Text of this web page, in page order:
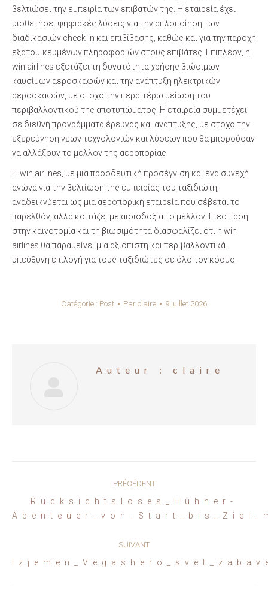
βελτιώσει την εμπειρία των επιβατών της. Η εταιρεία έχει
υιοθετήσει ψηφιακές λύσεις για την απλοποίηση των
διαδικασιών check-in και επιβίβασης, καθώς και για την παροχή
εξατομικευμένων πληροφοριών στους επιβάτες. Επιπλέον, η
win airlines εξετάζει τη δυνατότητα χρήσης βιώσιμων
καυσίμων αεροσκαφών και την ανάπτυξη ηλεκτρικών
αεροσκαφών, με στόχο την περαιτέρω μείωση του
περιβαλλοντικού της αποτυπώματος. Η εταιρεία συμμετέχει
σε διεθνή προγράμματα έρευνας και ανάπτυξης, με στόχο την
εξερεύνηση νέων τεχνολογιών και λύσεων που θα μπορούσαν
να αλλάξουν το μέλλον της αεροπορίας.
Η win airlines, με μια προοδευτική προσέγγιση και ένα συνεχή
αγώνα για την βελτίωση της εμπειρίας του ταξιδιώτη,
αναδεικνύεται ως μια αεροπορική εταιρεία που σέβεται το
παρελθόν, αλλά κοιτάζει με αισιοδοξία το μέλλον. Η εστίαση
στην καινοτομία και τη βιωσιμότητα διασφαλίζει ότι η win
airlines θα παραμείνει μια αξιόπιστη και περιβαλλοντικά
υπεύθυνη επιλογή για τους ταξιδιώτες σε όλο τον κόσμο.
Catégorie : Post Par claire 9 juillet 2026
Auteur : claire
PRÉCÉDENT
Article
précédent
Rücksichtsloses_Hühner-
SUIVANT
Article